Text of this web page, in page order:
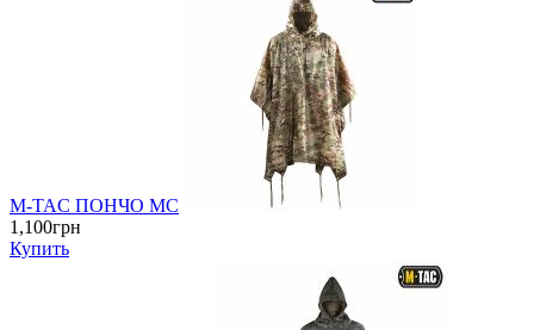
M-TAC ПОНЧО MC
1,100грн
Купить